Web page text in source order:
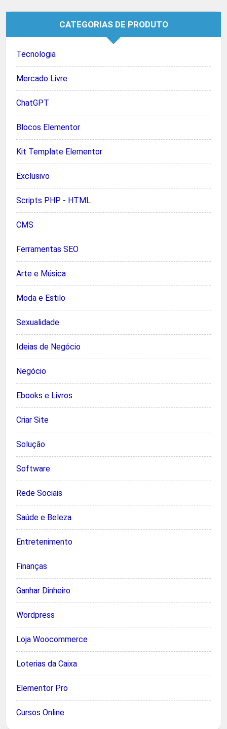
CATEGORIAS DE PRODUTO
Tecnologia
Mercado Livre
ChatGPT
Blocos Elementor
Kit Template Elementor
Exclusivo
Scripts PHP - HTML
CMS
Ferramentas SEO
Arte e Música
Moda e Estilo
Sexualidade
Ideias de Negócio
Negócio
Ebooks e Livros
Criar Site
Solução
Software
Rede Sociais
Saúde e Beleza
Entretenimento
Finanças
Ganhar Dinheiro
Wordpress
Loja Woocommerce
Loterias da Caixa
Elementor Pro
Cursos Online